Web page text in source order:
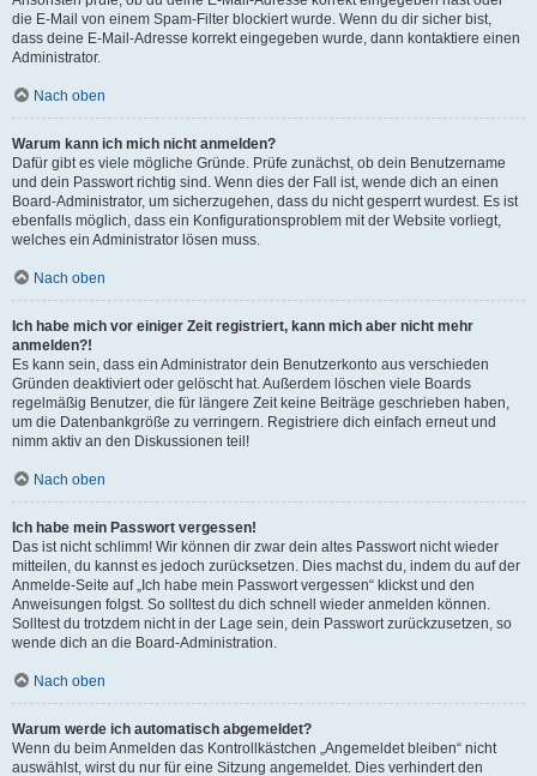
die E-Mail von einem Spam-Filter blockiert wurde. Wenn du dir sicher bist,
dass deine E-Mail-Adresse korrekt eingegeben wurde, dann kontaktiere einen
Administrator.
Nach oben
Warum kann ich mich nicht anmelden?
Dafür gibt es viele mögliche Gründe. Prüfe zunächst, ob dein Benutzername
und dein Passwort richtig sind. Wenn dies der Fall ist, wende dich an einen
Board-Administrator, um sicherzugehen, dass du nicht gesperrt wurdest. Es ist
ebenfalls möglich, dass ein Konfigurationsproblem mit der Website vorliegt,
welches ein Administrator lösen muss.
Nach oben
Ich habe mich vor einiger Zeit registriert, kann mich aber nicht mehr
anmelden?!
Es kann sein, dass ein Administrator dein Benutzerkonto aus verschieden
Gründen deaktiviert oder gelöscht hat. Außerdem löschen viele Boards
regelmäßig Benutzer, die für längere Zeit keine Beiträge geschrieben haben,
um die Datenbankgröße zu verringern. Registriere dich einfach erneut und
nimm aktiv an den Diskussionen teil!
Nach oben
Ich habe mein Passwort vergessen!
Das ist nicht schlimm! Wir können dir zwar dein altes Passwort nicht wieder
mitteilen, du kannst es jedoch zurücksetzen. Dies machst du, indem du auf der
Anmelde-Seite auf „Ich habe mein Passwort vergessen“ klickst und den
Anweisungen folgst. So solltest du dich schnell wieder anmelden können.
Solltest du trotzdem nicht in der Lage sein, dein Passwort zurückzusetzen, so
wende dich an die Board-Administration.
Nach oben
Warum werde ich automatisch abgemeldet?
Wenn du beim Anmelden das Kontrollkästchen „Angemeldet bleiben“ nicht
auswählst, wirst du nur für eine Sitzung angemeldet. Dies verhindert den